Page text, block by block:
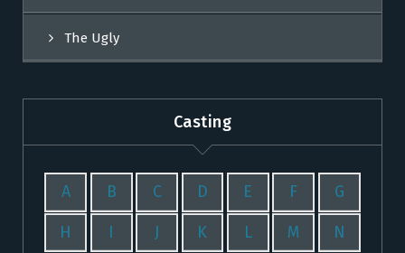
The Ugly
Casting
A B C D E F G
H I J K L M N